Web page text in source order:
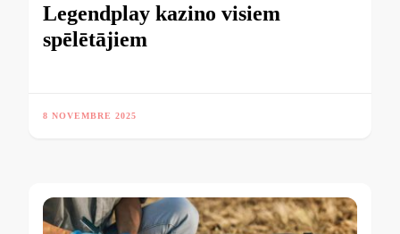
Legendplay kazino visiem
spēlētājiem
8 NOVEMBRE 2025